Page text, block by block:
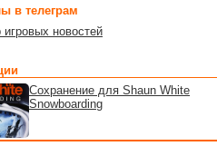
в телеграм
игровых новостей
Сохранение для Shaun White
Snowboarding